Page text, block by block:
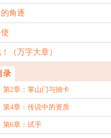
角逐
（万字大章）
录
第2章：掌山门与抽卡
第4章：传说中的资质
第6章：试手